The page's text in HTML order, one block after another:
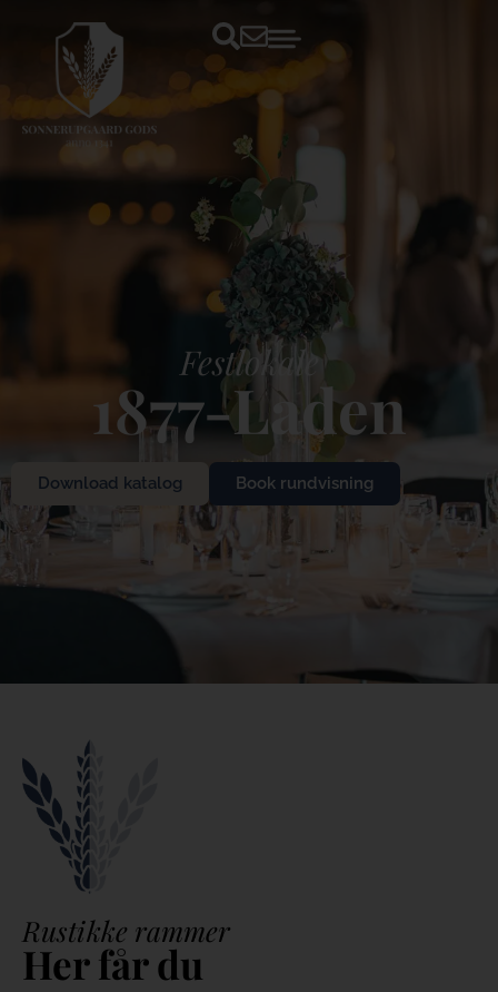
Festlokale
1877-Laden​
Download katalog Book rundvisning
Rustikke rammer
Her får du